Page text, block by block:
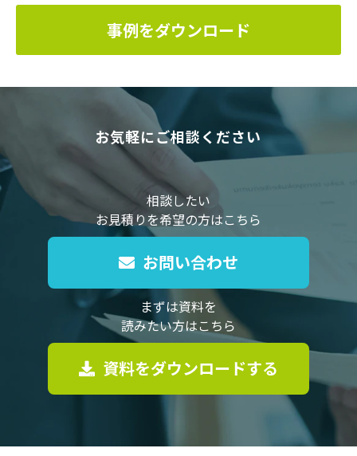
事例をダウンロード
お気軽にご相談ください
相談したい
お見積りを希望の方はこちら
お問い合わせ
まずは資料を
読みたい方はこちら
資料をダウンロードする